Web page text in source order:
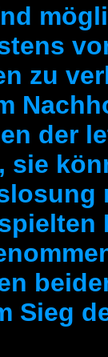
zu
der
sie
Sieg